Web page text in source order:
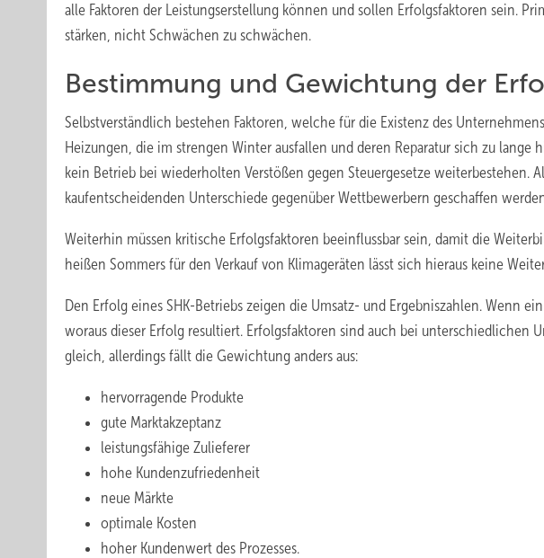
alle Faktoren der Leistungserstellung können und sollen Erfolgsfaktoren sein.
stärken, nicht Schwächen zu schwächen.
Bestimmung und Gewichtung der
Selbstverständlich bestehen Faktoren, welche für die Existenz des
Heizungen, die im strengen Winter ausfallen und deren Reparatur sich zu lange
kein Betrieb bei wiederholten Verstößen gegen Steuergesetze weiterbestehen.
kaufentscheidenden Unterschiede gegenüber Wettbewerbern geschaffen
Weiterhin müssen kritische Erfolgsfaktoren beeinflussbar sein, damit die
heißen Sommers für den Verkauf von Klimageräten lässt sich hieraus keine
Den Erfolg eines SHK-Betriebs zeigen die Umsatz- und Ergebniszahlen. Wenn
woraus dieser Erfolg resultiert. Erfolgsfaktoren sind auch bei unterschiedlichen
gleich, allerdings fällt die Gewichtung anders aus:
hervorragende Produkte
gute Marktakzeptanz
leistungsfähige Zulieferer
hohe Kundenzufriedenheit
neue Märkte
optimale Kosten
hoher Kundenwert des Prozesses.